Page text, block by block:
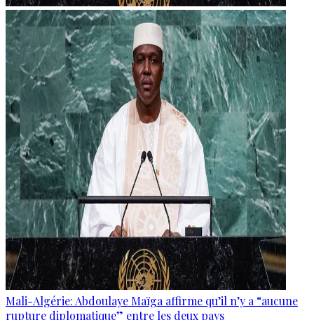
Mali-Algérie: Abdoulaye Maïga affirme qu’il n’y a “aucune
rupture diplomatique” entre les deux pays